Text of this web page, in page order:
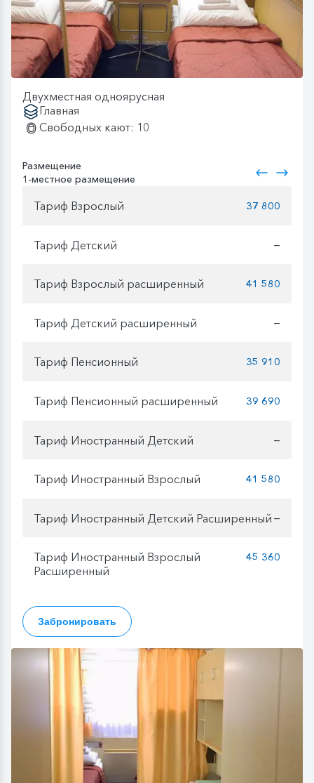
Двухместная одноярусная
Главная
Свободных кают: 10
Размещение
1-местное размещение
Тариф Взрослый 37 800
Тариф Детский —
Тариф Взрослый расширенный 41 580
Тариф Детский расширенный —
Тариф Пенсионный 35 910
Тариф Пенсионный расширенный 39 690
Тариф Иностранный Детский —
Тариф Иностранный Взрослый 41 580
Тариф Иностранный Детский Расширенный —
Тариф Иностранный Взрослый
Расширенный
45 360
Забронировать